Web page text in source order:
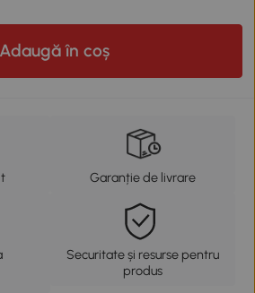
Adaugă în coș
Garanție de livrare
Securitate și resurse pentru
produs